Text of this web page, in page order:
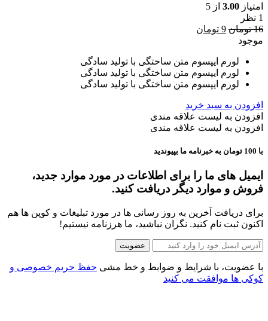
امتیاز 3.00 از 5
1 نظر
16 تومان قیمت
بود.
9 تومان
است.
موجود
لورم ایپسوم متن ساختگی با تولید سادگی
لورم ایپسوم متن ساختگی با تولید سادگی
لورم ایپسوم متن ساختگی با تولید سادگی
افزودن به سبد خرید
افزودن به لیست علاقه مندی
افزودن به لیست علاقه مندی
با 100 تومان به خبرنامه ما بپیوندید
ایمیل های ما را برای اطلاعات در مورد موارد جدید،
فروش و موارد دیگر دریافت کنید.
برای دریافت آخرین به روز رسانی ها در مورد تبلیغات و کوپن ها هم
اکنون ثبت نام کنید. نگران نباشید، ما هرزنامه نیستیم!
عضویت
با عضویت، با شرایط و ضوابط و خط مشی حفظ حریم خصوصی و
کوکی ها موافقت می کنید